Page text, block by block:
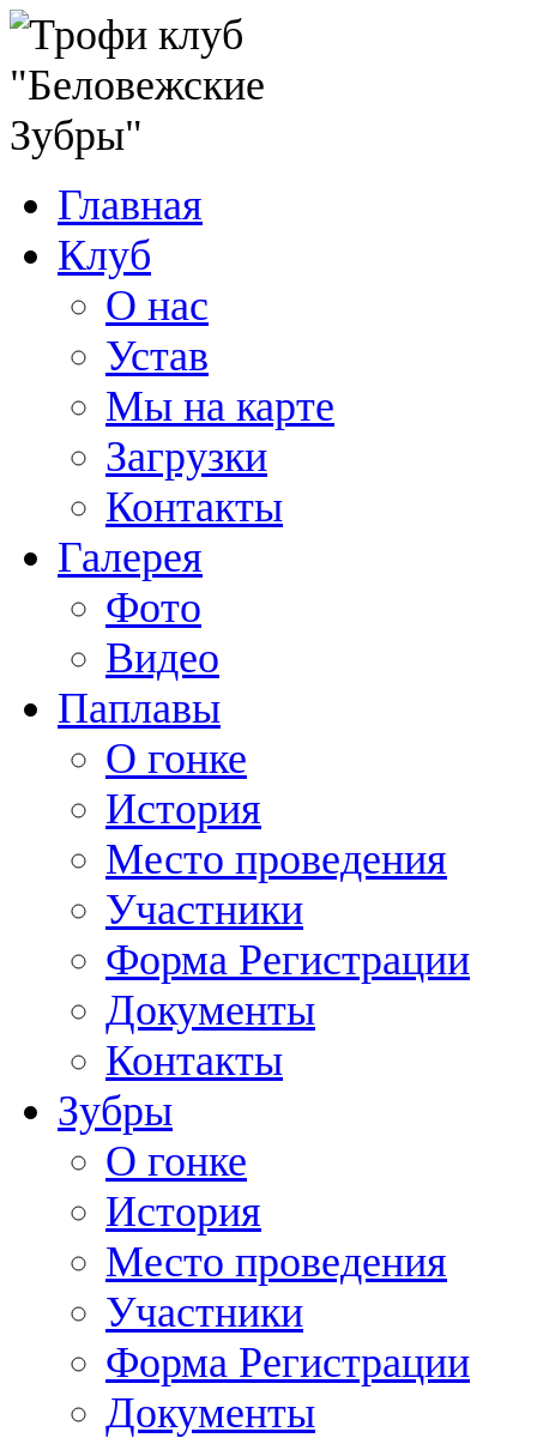
Главная
Клуб
О нас
Устав
Мы на карте
Загрузки
Контакты
Галерея
Фото
Видео
Паплавы
О гонке
История
Место проведения
Участники
Форма Регистрации
Документы
Контакты
Зубры
О гонке
История
Место проведения
Участники
Форма Регистрации
Документы